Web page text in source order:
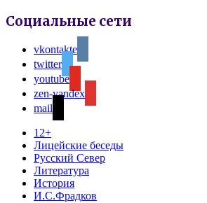
Социальные сети
vkontakte
twitter
youtube
zen-yandex
mail
12+
Лицейские беседы
Русский Север
Литература
История
И.С.Фрадков